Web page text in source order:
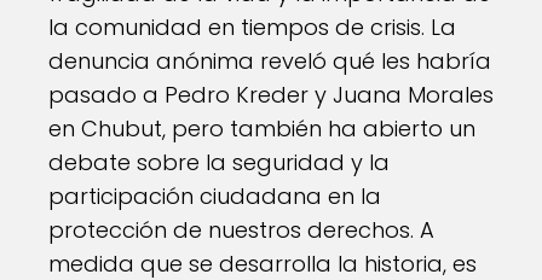
la comunidad en tiempos de crisis. La
denuncia anónima reveló qué les habría
pasado a Pedro Kreder y Juana Morales
en Chubut, pero también ha abierto un
debate sobre la seguridad y la
participación ciudadana en la
protección de nuestros derechos. A
medida que se desarrolla la historia, es